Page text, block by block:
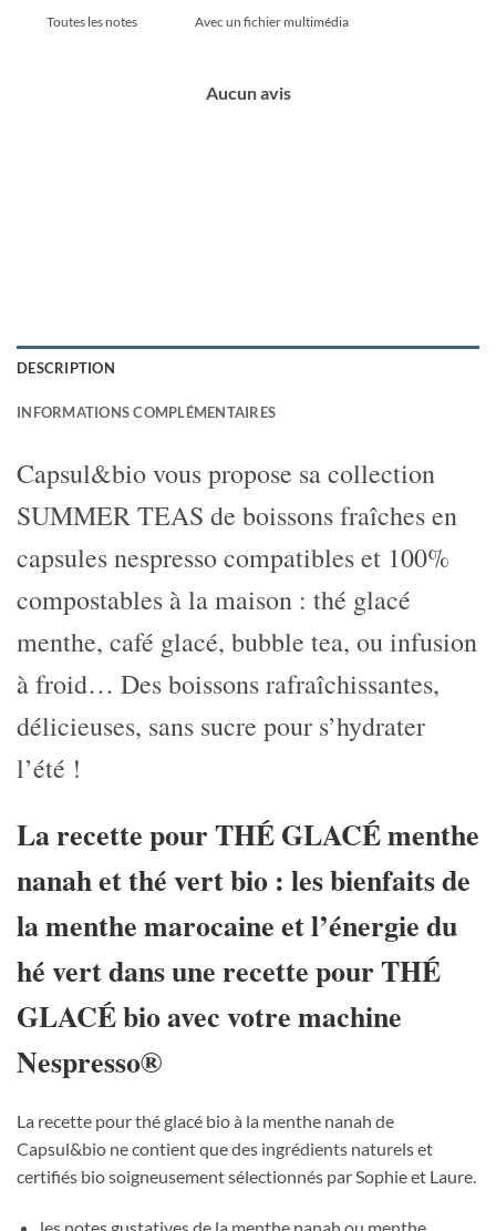
Avec un fichier multimédia
Aucun avis
DESCRIPTION
INFORMATIONS COMPLÉMENTAIRES
Capsul&bio vous propose sa collection
SUMMER TEAS de boissons fraîches en
capsules nespresso compatibles et 100%
compostables à la maison : thé glacé
menthe, café glacé, bubble tea, ou infusion
à froid… Des boissons rafraîchissantes,
délicieuses, sans sucre pour s’hydrater
l’été !
La recette pour THÉ GLACÉ menthe
nanah et thé vertbio : les bienfaits de
la menthe marocaine et l’énergie du
hé vert dans une recette pour THÉ
GLACÉ bio avec votre machine
Nespresso®
La recette pour thé glacé bio à la menthe nanah de
Capsul&bio ne contient que des ingrédients naturels et
certifiés bio soigneusement sélectionnés par Sophie et Laure.